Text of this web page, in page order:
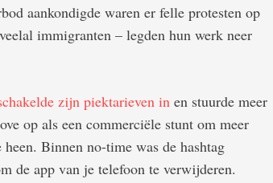
aankondigde waren er felle protesten op
immigranten – legden hun werk neer
zijn piektarieven in en stuurde meer
op als een commerciële stunt om meer
heen. Binnen no-time was de hashtag
de app van je telefoon te verwijderen.